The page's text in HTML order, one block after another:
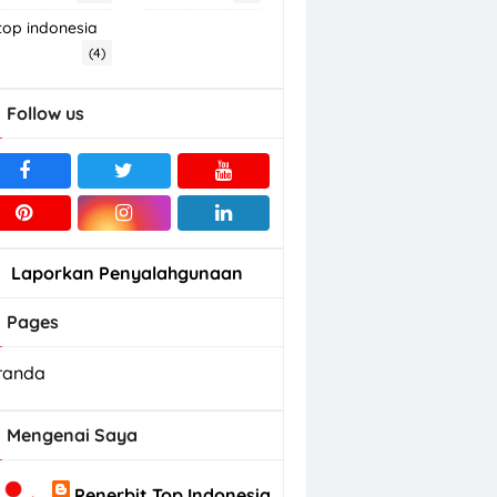
indonesia
(4)
Follow us
Laporkan Penyalahgunaan
Pages
Mengenai Saya